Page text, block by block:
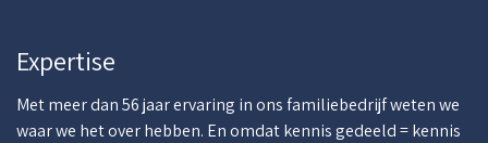
Expertise
Met meer dan 56 jaar ervaring in ons familiebedrijf weten we
waar we het over hebben. En omdat kennis gedeeld = kennis